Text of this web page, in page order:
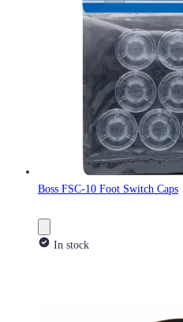
Boss FSC-10 Foot Switch Caps
In stock